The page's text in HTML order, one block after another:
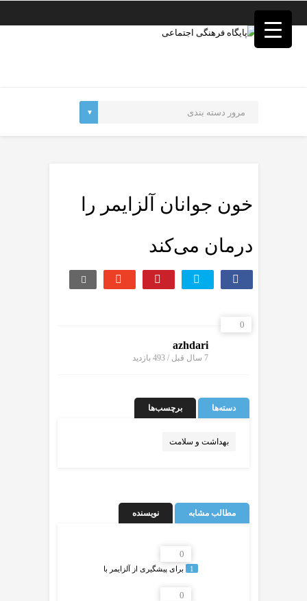
خون جوانان آلزایمر را
درمان می‌کند
0
azhdari
7 سال قبل / 493 بازدید
دسته‌ها برچسب‌ها
بهداشت و سلامت
مطالب مشابه نویسنده
0
1 ️برای پیشگیری از آلزایمر با
0